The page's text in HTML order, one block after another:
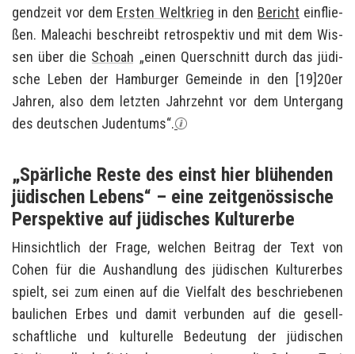
gend­zeit vor dem Ers­ten Welt­krieg in den Be­richt ein­flie­
ßen. Ma­leachi be­schreibt re­tro­spek­tiv und mit dem Wis­
sen über die Scho­ah „einen Quer­schnitt durch das jü­di­
sche Leben der Ham­bur­ger Ge­mein­de in den [19]20er
Jah­ren, also dem letz­ten Jahr­zehnt vor dem Un­ter­gang
des deut­schen Ju­den­tums“.
„Spärliche Reste des einst hier blühenden
jüdischen Lebens“ – eine zeitgenössische
Perspektive auf jüdisches Kulturerbe
Hin­sicht­lich der Frage, wel­chen Bei­trag der Text von
Cohen für die Aus­hand­lung des jü­di­schen Kul­tur­er­bes
spielt, sei zum einen auf die Viel­falt des be­schrie­be­nen
bau­li­chen Erbes und damit ver­bun­den auf die ge­sell­
schaft­li­che und kul­tu­rel­le Be­deu­tung der jü­di­schen